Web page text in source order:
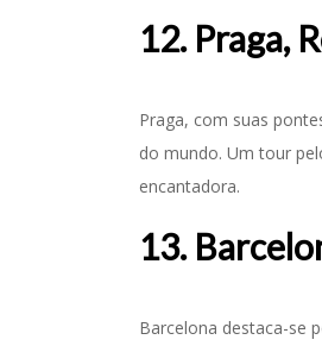
12. Praga,
Praga, com suas
do mundo. Um tour
encantadora.
13.
Barcelona destaca-se